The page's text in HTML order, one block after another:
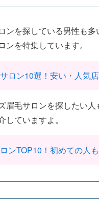
ンを探している男性も
を特集しています。
ロン10選！安い・人気
眉毛サロンを探したい
ていますよ。
ンTOP10！初めての人